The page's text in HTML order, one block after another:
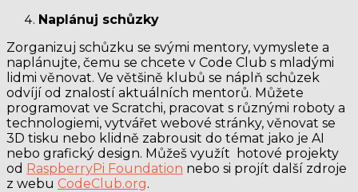
Naplánuj schůzky
Zorganizuj schůzku se svými mentory, vymyslete a
naplánujte, čemu se chcete v Code Club s mladými
lidmi věnovat. Ve většině klubů se náplň schůzek
odvíjí od znalostí aktuálních mentorů. Můžete
programovat ve Scratchi, pracovat s různými roboty a
technologiemi, vytvářet webové stránky, věnovat se
3D tisku nebo klidně zabrousit do témat jako je AI
nebo grafický design. Můžeš využít hotové projekty
od RaspberryPi Foundation nebo si projít další zdroje
z webu CodeClub.org.